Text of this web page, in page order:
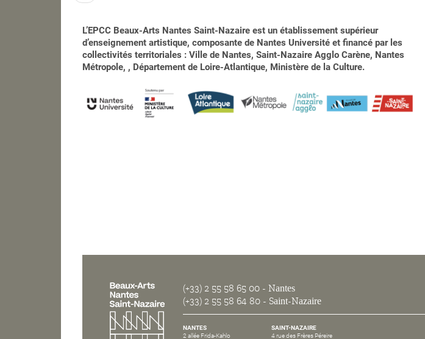
L’EPCC Beaux-Arts Nantes Saint-Nazaire est un établissement supérieur
d’enseignement artistique, composante de Nantes Université et financé par les
collectivités territoriales : Ville de Nantes, Saint-Nazaire Agglo Carène, Nantes
Métropole, , Département de Loire-Atlantique, Ministère de la Culture.
(+33) 2 55 58 65 00 - Nantes
(+33) 2 55 58 64 80 - Saint-Nazaire
NANTES
2 allée Frida-Kahlo
SAINT-NAZAIRE
4 rue des Frères Péreire